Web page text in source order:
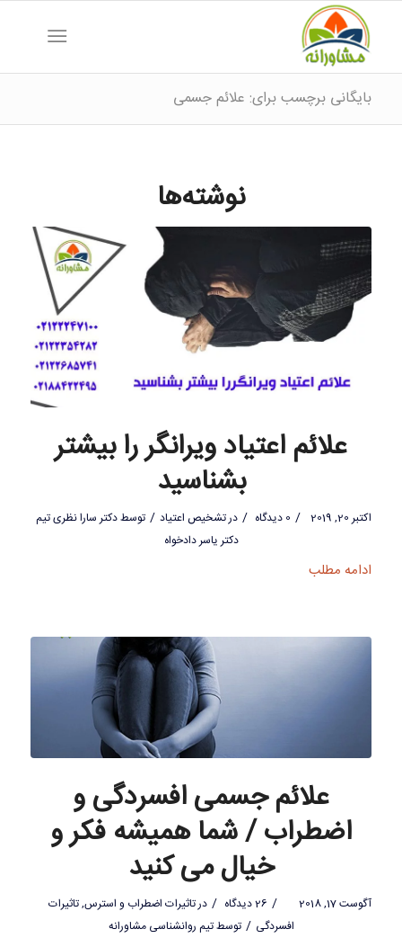
بایگانی برچسب برای: علائم جسمی
نوشته‌ها
علائم اعتیاد ویرانگر را بیشتر
بشناسید
اکتبر 20, 2019 / 0 دیدگاه / درتشخیص اعتیاد / توسطدکتر سارا نظری تیم
دکتر یاسر دادخواه
ادامه مطلب
علائم جسمی افسردگی و
اضطراب / شما همیشه فکر و
خیال می کنید
آگوست 17, 2018 / 26 دیدگاه / درتاثیرات اضطراب و استرس,تاثیرات
افسردگی / توسطتیم روانشناسی مشاورانه